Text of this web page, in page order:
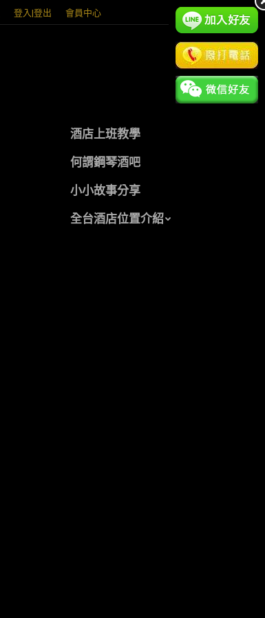
登入|登出 會員中心
酒店上班教學
何謂鋼琴酒吧
小小故事分享
全台酒店位置介紹